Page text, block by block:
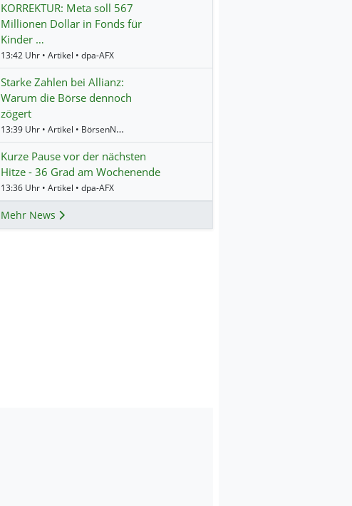
KORREKTUR: Meta soll 567
Millionen Dollar in Fonds für
Kinder …
13:42 Uhr • Artikel • dpa-AFX
Starke Zahlen bei Allianz:
Warum die Börse dennoch
zögert
13:39 Uhr • Artikel • BörsenNEWS.de
Kurze Pause vor der nächsten
Hitze - 36 Grad am Wochenende
13:36 Uhr • Artikel • dpa-AFX
Mehr News